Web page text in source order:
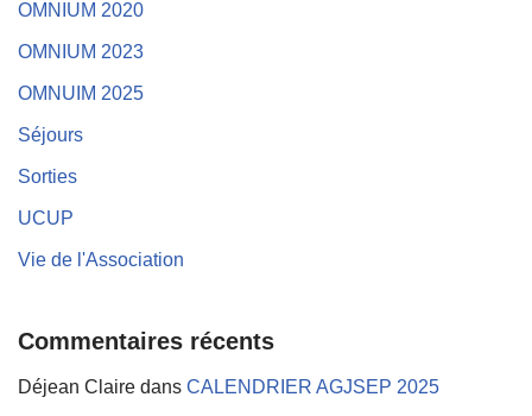
OMNIUM 2020
OMNIUM 2023
OMNUIM 2025
Séjours
Sorties
UCUP
Vie de l'Association
Commentaires récents
Déjean Claire dans CALENDRIER AGJSEP 2025